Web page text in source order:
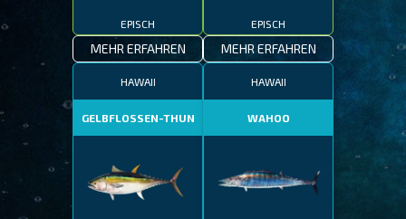
EPISCH
MEHR ERFAHREN
EPISCH
MEHR ERFAHREN
HAWAII
GELBFLOSSEN-THUN
HAWAII
WAHOO